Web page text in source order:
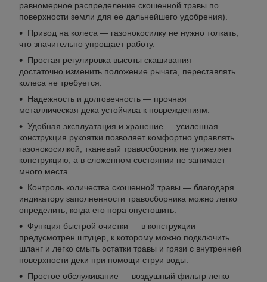
равномерное распределение скошенной травы по
поверхности земли для ее дальнейшего удобрения).
Привод на колеса — газонокосилку не нужно толкать,
что значительно упрощает работу.
Простая регулировка высоты скашивания —
достаточно изменить положение рычага, переставлять
колеса не требуется.
Надежность и долговечность — прочная
металлическая дека устойчива к повреждениям.
Удобная эксплуатация и хранение — усиленная
конструкция рукоятки позволяет комфортно управлять
газонокосилкой, тканевый травосборник не утяжеляет
конструкцию, а в сложенном состоянии не занимает
много места.
Контроль количества скошенной травы — благодаря
индикатору заполненности травосборника можно легко
определить, когда его пора опустошить.
Функция быстрой очистки — в конструкции
предусмотрен штуцер, к которому можно подключить
шланг и легко смыть остатки травы и грязи с внутренней
поверхности деки при помощи струи воды.
Простое обслуживание — воздушный фильтр легко